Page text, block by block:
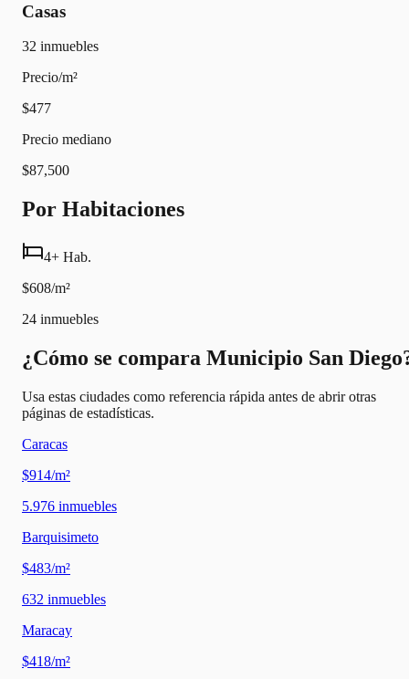
Casas
32 inmuebles
Precio/m²
$477
Precio mediano
$87,500
Por Habitaciones
4+ Hab.
$608/m²
24 inmuebles
¿Cómo se compara Municipio San
Usa estas ciudades como referencia rápida antes de abrir otras
páginas de estadísticas.
Caracas
$914/m²
5.976 inmuebles
Barquisimeto
$483/m²
632 inmuebles
Maracay
$418/m²